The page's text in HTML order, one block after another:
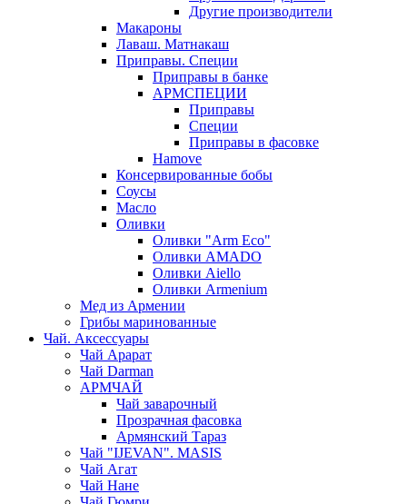
Другие производители
Макароны
Лаваш. Матнакаш
Приправы. Специи
Приправы в банке
АРМСПЕЦИИ
Приправы
Специи
Приправы в фасовке
Hamove
Консервированные бобы
Соусы
Масло
Оливки
Оливки "Arm Eco"
Оливки AMADO
Оливки Aiello
Оливки Armenium
Мед из Армении
Грибы маринованные
Чай. Аксессуары
Чай Арарат
Чай Darman
АРМЧАЙ
Чай заварочный
Прозрачная фасовка
Армянский Тараз
Чай "IJEVAN". MASIS
Чай Агат
Чай Нане